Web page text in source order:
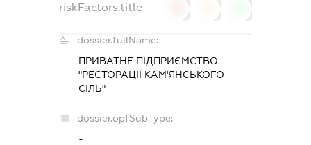
riskFactors.title
dossier.fullName:
ПРИВАТНЕ ПІДПРИЄМСТВО
"РЕСТОРАЦІЇ КАМ'ЯНСЬКОГО
СІЛЬ"
dossier.opfSubType:
-